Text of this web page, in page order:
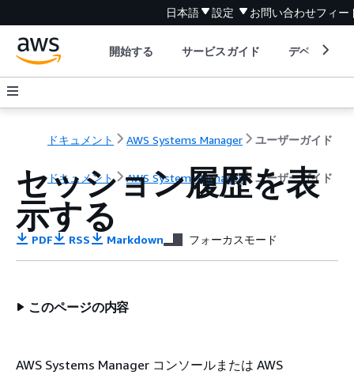
日本語 設定 お問い合わせフィー
開始する サービスガイド デベロッパ
ドキュメント AWS Systems Manager ユーザーガイド
ドキュメント AWS Systems Manager ユーザーガイド
セッション履歴を表
示する
PDF RSS Markdown フォーカスモード
このページの内容
AWS Systems Manager コンソールまたは AWS